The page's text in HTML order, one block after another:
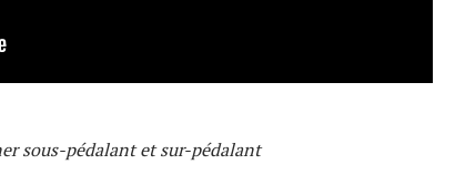
sous-pédalant et sur-pédalant